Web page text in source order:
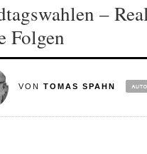
–
Folgen
VON TOMAS SPAHN